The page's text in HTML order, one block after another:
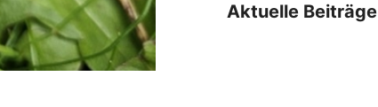
Aktuelle Beiträge